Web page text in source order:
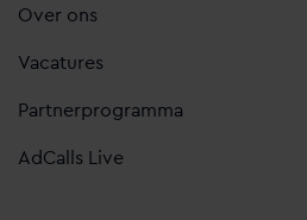
Over ons
Vacatures
Partnerprogramma
AdCalls Live